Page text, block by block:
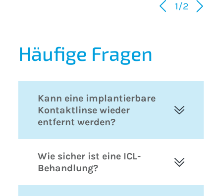
1/2
Häufige Fragen
Kann eine implantierbare
Kontaktlinse wieder
entfernt werden?
Wie sicher ist eine ICL-
Behandlung?